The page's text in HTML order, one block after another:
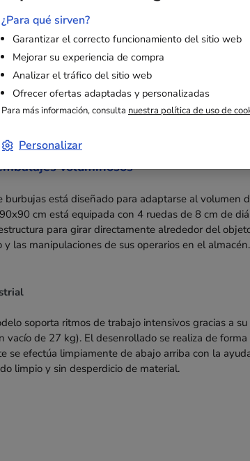
Descripción
voluminosos
está diseñado para adaptarse al volumen
cm está equipada con 4 ruedas de 8 cm de
para girar directamente alrededor del
las manipulaciones de sus operarios en el almacén.
soporta ritmos de trabajo intensivos gracias a
vacío de 27 kg). El desenrollado se realiza de
se efectúa limpiamente de abajo arriba con la
limpio y sin desperdicio de material.
¿Para qué sirven?
Garantizar el correcto funcionamiento del sitio web
Mejorar su experiencia de compra
Analizar el tráfico del sitio web
Ofrecer ofertas adaptadas y personalizadas
Para más información, consulta nuestra política de uso de
Personalizar